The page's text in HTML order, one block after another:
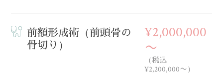
前額形成術（前頭骨の
骨切り）
¥2,000,000
〜
（税込
¥2,200,000〜）